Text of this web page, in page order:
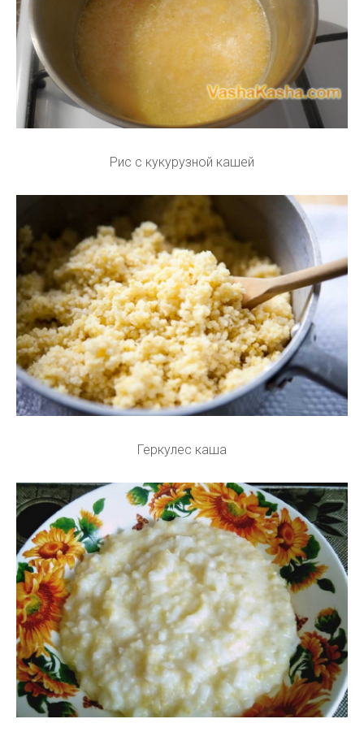
Рис с кукурузной кашей
Геркулес каша